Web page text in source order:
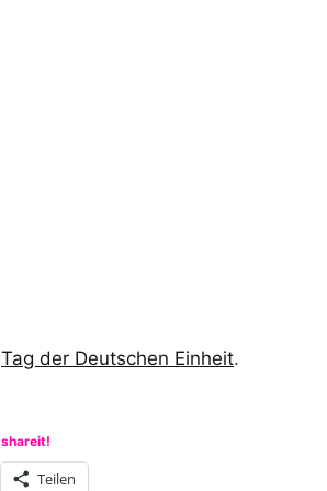
Tag der Deutschen Einheit.
shareit!
Teilen